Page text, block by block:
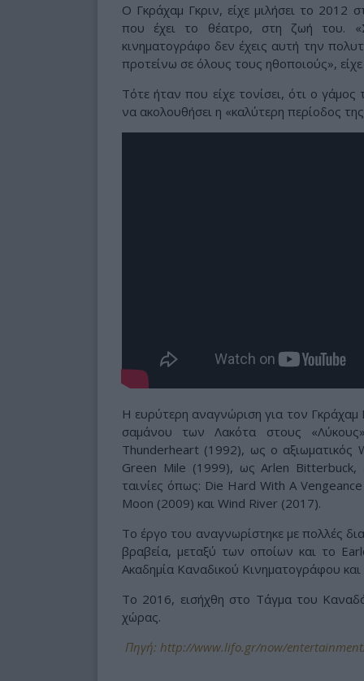
Ο Γκράχαμ Γκριν, είχε μιλήσει το 2012
που έχει το θέατρο, στη ζωή του.
κινηματογράφο δεν έχεις αυτή την
προτείνω σε όλους τους ηθοποιούς», είχε
Τότε ήταν που είχε τονίσει, ότι ο
να ακολουθήσει η «καλύτερη περίοδος
Η ευρύτερη αναγνώριση για τον
σαμάνου των Λακότα στους
Thunderheart (1992), ως ο
Green Mile (1999), ως Arlen Bitterbuck,
ταινίες όπως: Die Hard With A
Moon (2009) και Wind River (2017).
Το έργο του αναγνωρίστηκε με πολλές
βραβεία, μεταξύ των οποίων και το
Ακαδημία Καναδικού Κινηματογράφου
Το 2016, εισήχθη στο Τάγμα του
χώρας.
Πηγή: http://www.lifo.gr/now/